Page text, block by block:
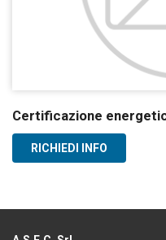
Certificazione
RICHIEDI INFO